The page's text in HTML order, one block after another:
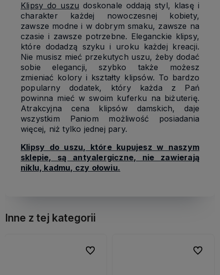
Klipsy do uszu doskonale oddają styl, klasę i
charakter każdej nowoczesnej kobiety,
zawsze modne i w dobrym smaku, zawsze na
czasie i zawsze potrzebne. Eleganckie klipsy,
które dodadzą szyku i uroku każdej kreacji.
Nie musisz mieć przekutych uszu, żeby dodać
sobie elegancji, szybko także możesz
zmieniać kolory i kształty klipsów. To bardzo
popularny dodatek, który każda z Pań
powinna mieć w swoim kuferku na biżuterię.
Atrakcyjna cena klipsów damskich, daje
wszystkim Paniom możliwość posiadania
więcej, niż tylko jednej pary.
Klipsy do uszu, które kupujesz w naszym
sklepie, są antyalergiczne, nie zawierają
niklu, kadmu, czy ołowiu.
Inne z tej kategorii
Do ulubionych
Do ulubionych Do
Do